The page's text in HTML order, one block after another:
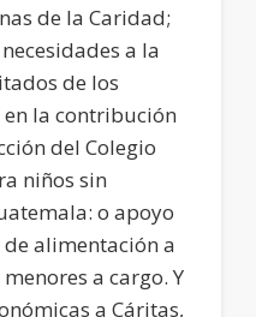
de la Caridad;
a la
de los
la contribución
del Colegio
niños sin
o apoyo
alimentación a
a cargo. Y
a Cáritas,